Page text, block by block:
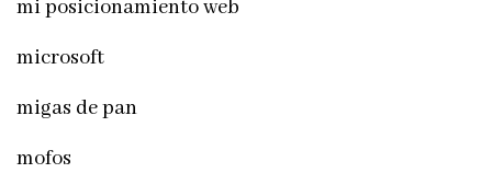
mi posicionamiento web
microsoft
migas de pan
mofos